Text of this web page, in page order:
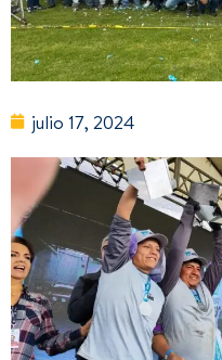
julio 17, 2024